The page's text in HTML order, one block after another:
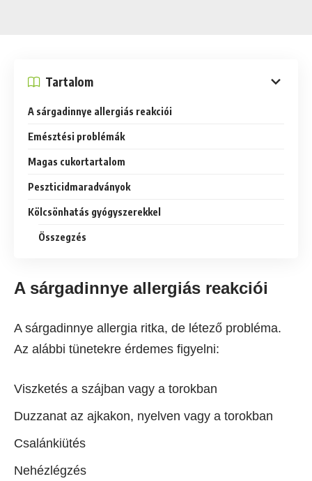
Tartalom
A sárgadinnye allergiás reakciói
Emésztési problémák
Magas cukortartalom
Peszticidmaradványok
Kölcsönhatás gyógyszerekkel
Összegzés
A sárgadinnye allergiás reakciói
A sárgadinnye allergia ritka, de létező probléma.
Az alábbi tünetekre érdemes figyelni:
Viszketés a szájban vagy a torokban
Duzzanat az ajkakon, nyelven vagy a torokban
Csalánkiütés
Nehézlégzés